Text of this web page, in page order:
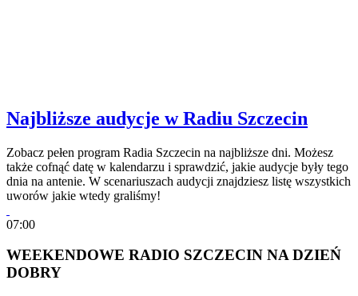
Najbliższe audycje w Radiu Szczecin
Zobacz pełen program Radia Szczecin na najbliższe dni. Możesz
także cofnąć datę w kalendarzu i sprawdzić, jakie audycje były tego
dnia na antenie. W scenariuszach audycji znajdziesz listę wszystkich
uworów jakie wtedy graliśmy!
07:00
WEEKENDOWE RADIO SZCZECIN NA DZIEŃ
DOBRY